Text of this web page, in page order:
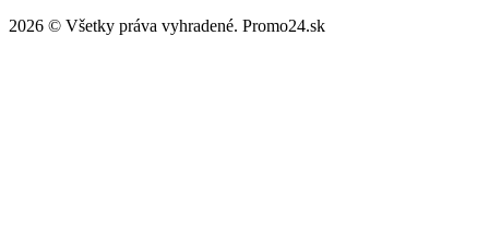
2026 © Všetky práva vyhradené. Promo24.sk